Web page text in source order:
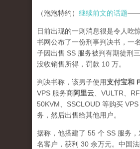
（泡泡特约） 继续前文的话题
日前出现的一则消息很是令人吃
书网公布了一份刑事判决书，一
子因出售 SS 服务被判有期徒刑
没收销售所得，罚款 10 万。
判决书称，该男子使用支付宝和
VPS 服务商阿里云 、VULTR、
50KVM、SSCLOUD 等购买
务，然后出售给其他用户。
据称，他搭建了 55 个 SS 服务
名客户，获利 30 余万元。中国